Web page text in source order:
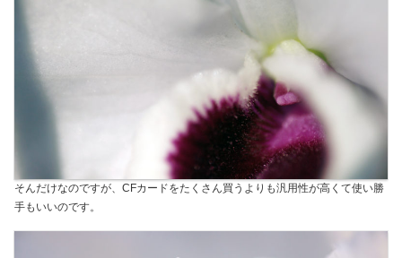
そんだけなのですが、CFカードをたくさん買うよりも汎用性が高くて使い勝
手もいいのです。